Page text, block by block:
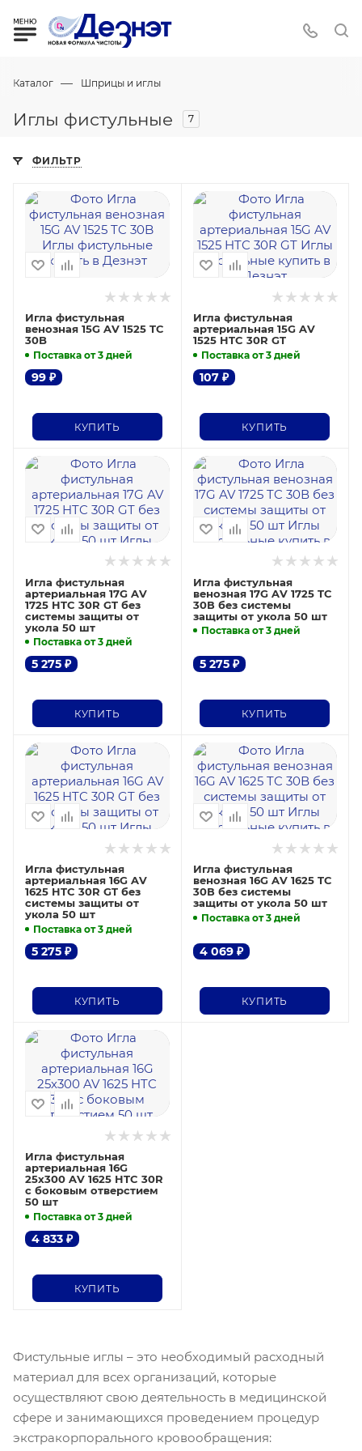
Каталог — Шприцы и иглы
Иглы фистульные 7
ФИЛЬТР
Игла фистульная
венозная 15G AV 1525 TC
30B
Поставка от 3 дней
99 ₽
КУПИТЬ
Игла фистульная
артериальная 15G AV
1525 HTC 30R GT
Поставка от 3 дней
107₽
КУПИТЬ
Игла фистульная
артериальная 17G AV
1725 HTC 30R GT без
системы защиты от
укола 50 шт
Поставка от 3 дней
5 275 ₽
КУПИТЬ
Игла фистульная
венозная 17G AV 1725 TC
30В без системы
защиты от укола 50 шт
Поставка от 3 дней
5 275₽
КУПИТЬ
Игла фистульная
артериальная 16G AV
1625 HTC 30R GT без
системы защиты от
укола 50 шт
Поставка от 3 дней
5 275 ₽
КУПИТЬ
Игла фистульная
венозная 16G AV 1625 TC
30В без системы
защиты от укола 50 шт
Поставка от 3 дней
4 069₽
КУПИТЬ
Игла фистульная
артериальная 16G
25х300 AV 1625 HTC 30R
с боковым отверстием
50 шт
Поставка от 3 дней
4 833 ₽
КУПИТЬ
Фистульные иглы – это необходимый расходный
материал для всех организаций, которые
осуществляют свою деятельность в медицинской
сфере и занимающихся проведением процедур
экстракорпорального кровообращения: